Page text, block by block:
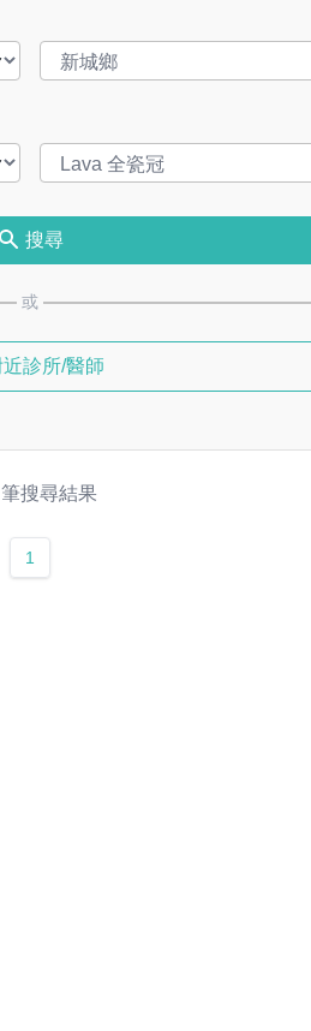
搜尋
或
近診所/醫師
搜尋結果
1